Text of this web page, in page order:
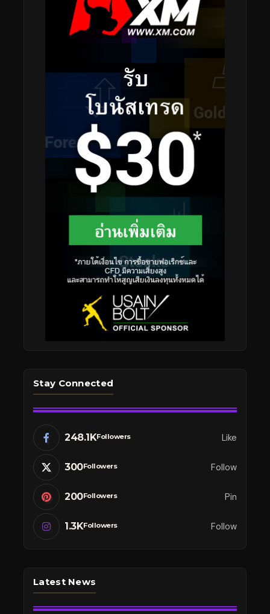
Stay Connected
248.1KFollowers Like
300Followers Follow
200Followers Pin
1.3KFollowers Follow
Latest News